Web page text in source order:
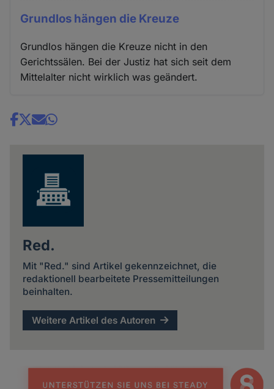
Grundlos hängen die Kreuze
Grundlos hängen die Kreuze nicht in den
Gerichtssälen. Bei der Justiz hat sich seit dem
Mittelalter nicht wirklich was geändert.
Share
Red.
Mit "Red." sind Artikel gekennzeichnet, die
redaktionell bearbeitete Pressemitteilungen
beinhalten.
Weitere Artikel des Autoren